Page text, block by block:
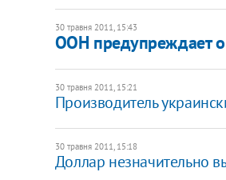
30 травня 2011, 15:43
​ООН предупреждает
30 травня 2011, 15:21
​Производитель
30 травня 2011, 15:18
Доллар незначительно